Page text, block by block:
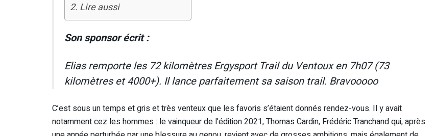
Lire aussi
Son sponsor écrit :
Elias remporte les 72 kilomètres Ergysport Trail du Ventoux en 7h07 (73
kilomètres et 4000+). Il lance parfaitement sa saison trail. Bravooooo
C’est sous un temps et gris et très venteux que les favoris s’étaient donnés rendez-vous. Il y avait
notamment cez les hommes : le vainqueur de l’édition 2021, Thomas Cardin, Frédéric Tranchand qui, après